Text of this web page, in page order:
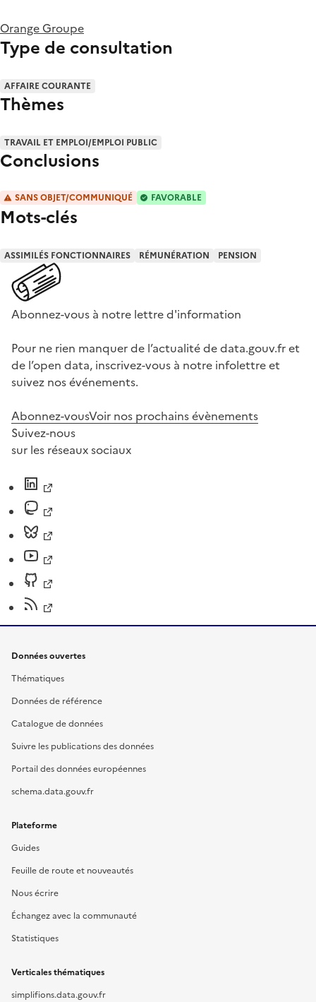
Orange Groupe
Type de consultation
AFFAIRE COURANTE
Thèmes
TRAVAIL ET EMPLOI/EMPLOI PUBLIC
Conclusions
SANS OBJET/COMMUNIQUÉ FAVORABLE
Mots-clés
ASSIMILÉS FONCTIONNAIRES RÉMUNÉRATION PENSION
Abonnez-vous à notre lettre d'information
Pour ne rien manquer de l’actualité de data.gouv.fr et
de l’open data, inscrivez-vous à notre infolettre et
suivez nos événements.
Abonnez-vousVoir nos prochains évènements
Suivez-nous
sur les réseaux sociaux
Données ouvertes
Thématiques
Données de référence
Catalogue de données
Suivre les publications des données
Portail des données européennes
schema.data.gouv.fr
Plateforme
Guides
Feuille de route et nouveautés
Nous écrire
Échangez avec la communauté
Statistiques
Verticales thématiques
simplifions.data.gouv.fr